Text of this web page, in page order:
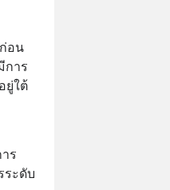
อน
การ
ยู่ใต้
ร
ระดับ